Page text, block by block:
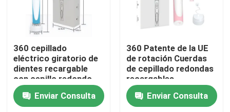
En casa
Productos
Los vídeos
360 cepillado
eléctrico giratorio de
dientes recargable
con cepillo redondo
Enviar Consulta
360 Patente de la UE
de rotación Cuerdas
de cepillado redondas
recargables
inalámbricas cepillado
de dientes eléctrico
Enviar Consulta